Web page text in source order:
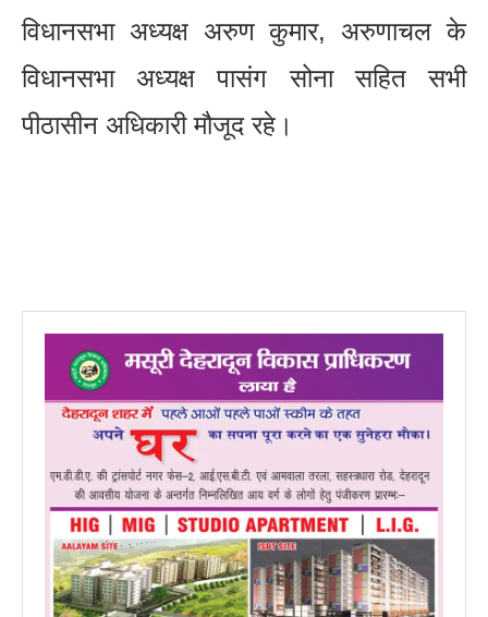
विधानसभा अध्यक्ष अरुण कुमार, अरुणाचल के
विधानसभा अध्यक्ष पासंग सोना सहित सभी
पीठासीन अधिकारी मौजूद रहे।